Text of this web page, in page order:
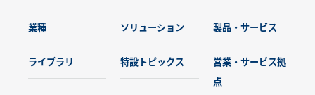
業種 ソリューション 製品・サービス
ライブラリ 特設トピックス
営業・サービス拠
点